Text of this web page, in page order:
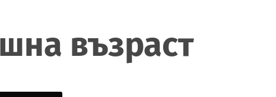
възраст